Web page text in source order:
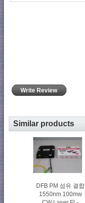
Write Review
Similar products
DFB PM 섬유 결합
1550nm 100mw